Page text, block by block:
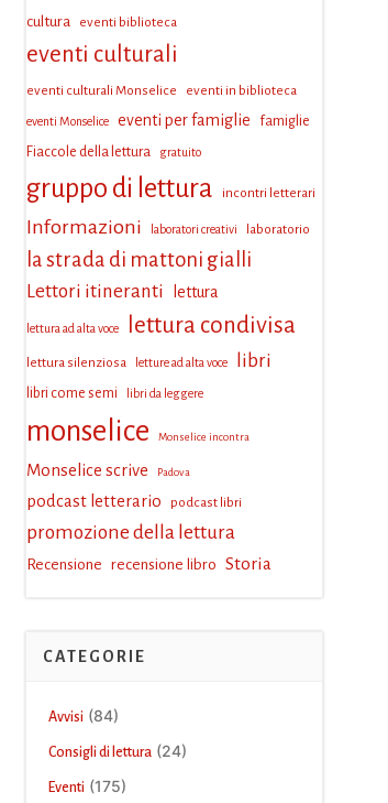
cultura eventi biblioteca
eventi culturali
eventi culturali Monselice eventi in biblioteca
eventi Monselice eventi per famiglie
famiglie
Fiaccole della lettura
gratuito
gruppo di lettura incontri letterari
Informazioni laboratori creativi laboratorio
la strada di mattoni gialli
Lettori itineranti lettura
lettura ad alta voce lettura condivisa
lettura silenziosa letture ad alta voce libri
libri come semi libri da leggere
monselice Monselice incontra
Monselice scrive Padova
podcast letterario podcast libri
promozione della lettura
Recensione recensione libro Storia
CATEGORIE
Avvisi (84)
Consigli di lettura(24)
Eventi (175)